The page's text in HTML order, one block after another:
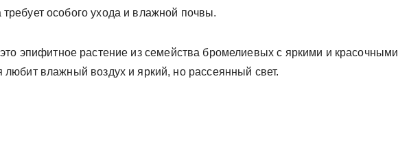
особого ухода и влажной почвы.
эпифитное растение из семейства бромелиевых с яркими и красочными
любит влажный воздух и яркий, но рассеянный свет.